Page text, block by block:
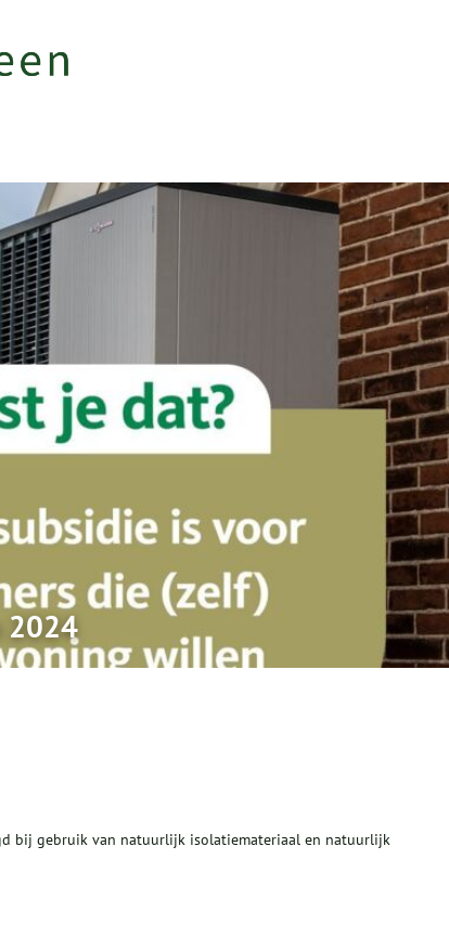
2024
bij gebruik van natuurlijk isolatiemateriaal en natuurlijk